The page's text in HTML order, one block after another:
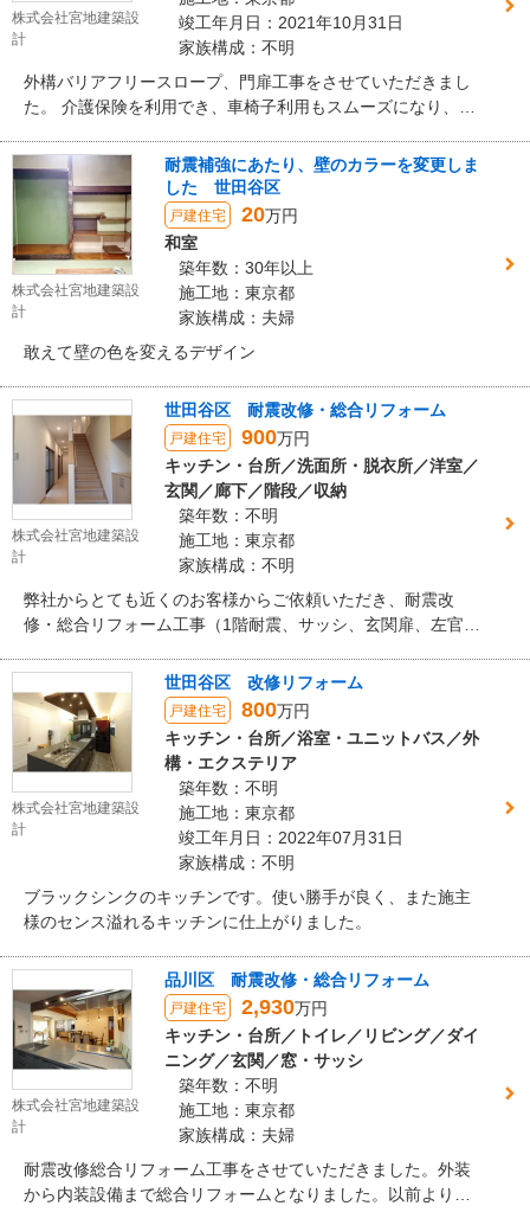
株式会社宮地建築設
計
竣工年月日：2021年10月31日
家族構成：不明
外構バリアフリースロープ、門扉工事をさせていただきまし
た。 介護保険を利用でき、車椅子利用もスムーズになり、仕
力いただき、住みながらの工事ができました。 少しでも快適
に過ごせるお手伝いができましたこと、大変嬉しく思いま
株式会社宮地建築設
計
耐震補強にあたり、壁のカラーを変更しま
した 世田谷区
戸建住宅 20万円
和室
築年数：30年以上
施工地：東京都
家族構成：夫婦
敢えて壁の色を変えるデザイン
株式会社宮地建築設
計
世田谷区 耐震改修・総合リフォーム
戸建住宅 900万円
キッチン・台所／洗面所・脱衣所／洋室／
玄関／廊下／階段／収納
築年数：不明
施工地：東京都
家族構成：不明
弊社からとても近くのお客様からご依頼いただき、耐震改
修・総合リフォーム工事（1階耐震、サッシ、玄関扉、左官塗
打合せやご相談等スムーズに進めることができました。仕上
がりにとてもご満足いただけて大変嬉しく思います。
株式会社宮地建築設
計
世田谷区 改修リフォーム
戸建住宅 800万円
キッチン・台所／浴室・ユニットバス／外
構・エクステリア
築年数：不明
施工地：東京都
竣工年月日：2022年07月31日
家族構成：不明
ブラックシンクのキッチンです。使い勝手が良く、また施主
様のセンス溢れるキッチンに仕上がりました。
株式会社宮地建築設
計
品川区 耐震改修・総合リフォーム
戸建住宅 2,930万円
キッチン・台所／トイレ／リビング／ダイ
ニング／玄関／窓・サッシ
築年数：不明
施工地：東京都
家族構成：夫婦
耐震改修総合リフォーム工事をさせていただきました。外装
から内装設備まで総合リフォームとなりました。以前よりも